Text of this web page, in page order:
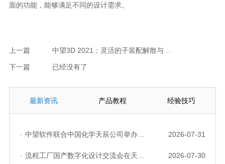
面的功能，能够满足不同的设计需求。
上一篇 中望3D 2021：灵活的子装配解散与组合提高装配设计效率
下一篇 已经没有了
最新资讯 产品教程 经验技巧
· 中望软件联合中国化学天辰公司举办“走进标杆企业”研讨会，共探流程工业数字化创新实践 2026-07-31
· 流程工厂国产数字化设计交流会在天津召开，中望自主CAD底座助力行业数字化转型实践获广泛关注 2026-07-30